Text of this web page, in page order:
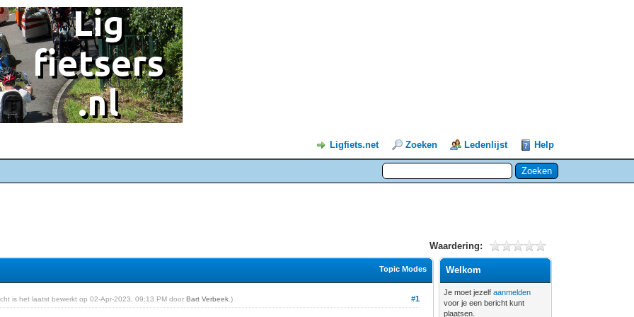
Ligfiets.net Zoeken Ledenlijst Help
Waardering:
Topic Modes
#1
is het laatst bewerkt op 02-Apr-2023, 09:13 PM doorBart Verbeek .)
Welkom
Je moet jezelfaanmelden
voor je een bericht kunt
plaatsen.